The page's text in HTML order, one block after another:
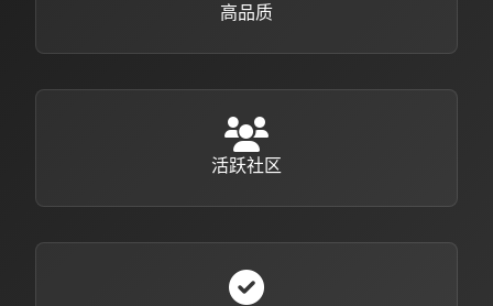
高品质
活跃社区